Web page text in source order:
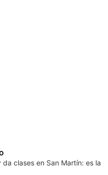
clases en San Martín: es la